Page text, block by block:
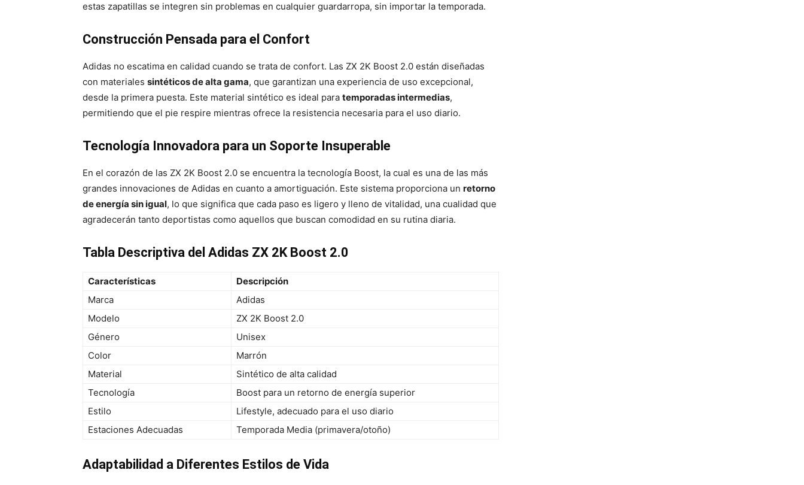
estas zapatillas se integren sin problemas en cualquier guardarropa, sin importar la temporada.
Construcción Pensada para el Confort
Adidas no escatima en calidad cuando se trata de confort. Las ZX 2K Boost 2.0 están diseñadas
con materiales sintéticos de alta gama, que garantizan una experiencia de uso excepcional,
desde la primera puesta. Este material sintético es ideal para temporadas intermedias,
permitiendo que el pie respire mientras ofrece la resistencia necesaria para el uso diario.
Tecnología Innovadora para un Soporte Insuperable
En el corazón de las ZX 2K Boost 2.0 se encuentra la tecnología Boost, la cual es una de las más
grandes innovaciones de Adidas en cuanto a amortiguación. Este sistema proporciona un retorno
de energía sin igual, lo que significa que cada paso es ligero y lleno de vitalidad, una cualidad que
agradecerán tanto deportistas como aquellos que buscan comodidad en su rutina diaria.
Tabla Descriptiva del Adidas ZX 2K Boost 2.0
Características
Descripción
Marca
Adidas
Modelo
ZX 2K Boost 2.0
Género
Unisex
Color
Marrón
Material
Sintético de alta calidad
Tecnología
Boost para un retorno de energía superior
Estilo
Lifestyle, adecuado para el uso diario
Estaciones Adecuadas
Temporada Media (primavera/otoño)
Adaptabilidad a Diferentes Estilos de Vida